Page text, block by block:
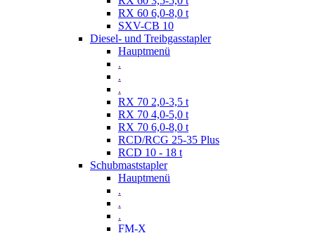
RX 60 6,0-8,0 t
SXV-CB 10
Diesel- und Treibgasstapler
Hauptmenü
.
.
.
RX 70 2,0-3,5 t
RX 70 4,0-5,0 t
RX 70 6,0-8,0 t
RCD/RCG 25-35 Plus
RCD 10 - 18 t
Schubmaststapler
Hauptmenü
.
.
.
FM-X